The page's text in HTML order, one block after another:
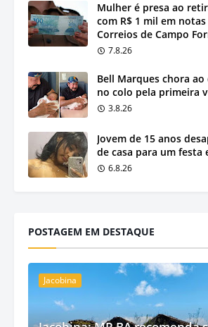
Mulher é presa ao
com R$ 1 mil em
Correios de Campo
7.8.26
Bell Marques chora
no colo pela primeira
3.8.26
Jovem de 15 anos
de casa para um festa
6.8.26
POSTAGEM EM DESTAQUE
Jacobina